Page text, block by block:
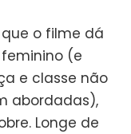
o filme dá
(e
e classe não
abordadas),
Longe de